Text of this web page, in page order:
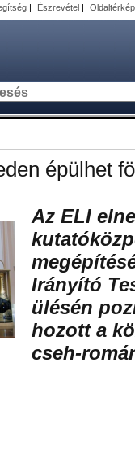
| Észrevétel | Oldaltérkép
épülhet
Az ELI
Irányító
ülésén
hozott a
cseh-